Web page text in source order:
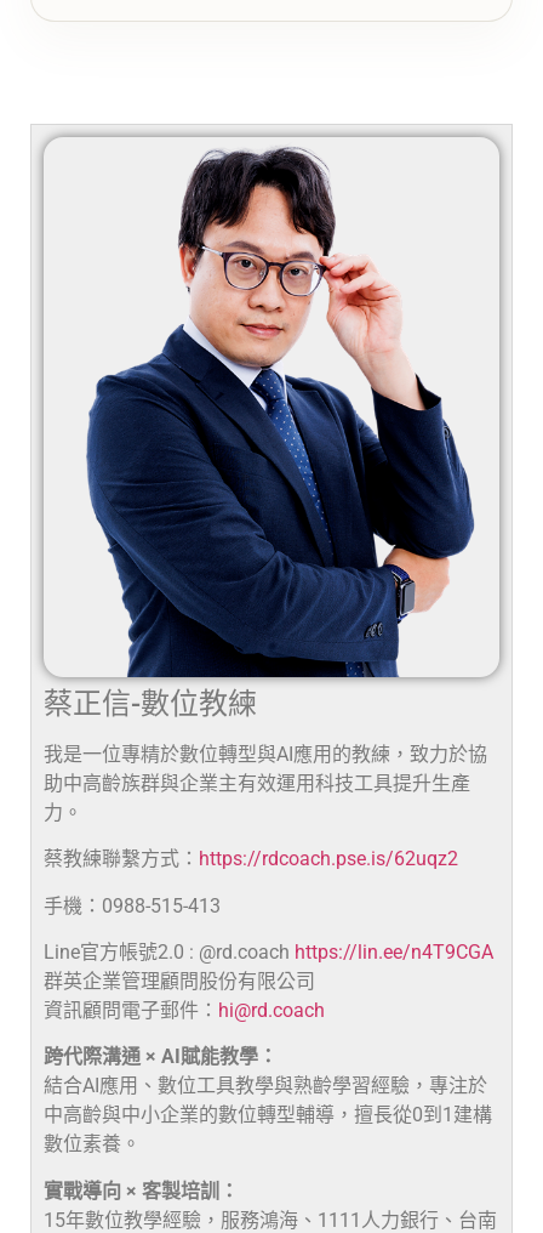
蔡正信-數位教練
我是一位專精於數位轉型與AI應用的教練，致力於協
助中高齡族群與企業主有效運用科技工具提升生產
力。
蔡教練聯繫方式： https://rdcoach.pse.is/62uqz2
手機：0988-515-413
Line官方帳號2.0 : @rd.coach https://lin.ee/n4T9CGA
群英企業管理顧問股份有限公司
資訊顧問電子郵件： hi@rd.coach
跨代際溝通 × AI賦能教學：
結合AI應用、數位工具教學與熟齡學習經驗，專注於
中高齡與中小企業的數位轉型輔導，擅長從0到1建構
數位素養。
實戰導向 × 客製培訓：
15年數位教學經驗，服務鴻海、1111人力銀行、台南